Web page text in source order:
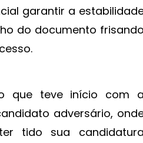
garantir a
do documento
que teve início com
adversário,
tido sua